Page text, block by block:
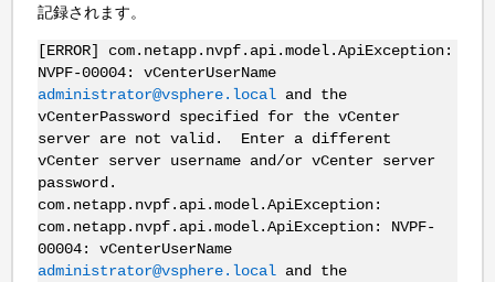
記録されます。
[ERROR] com.netapp.nvpf.api.model.ApiException:
NVPF-00004: vCenterUserName
administrator@vsphere.localand the
vCenterPassword specified for the vCenter
server are not valid. Enter a different
vCenter server username and/or vCenter server
password.
com.netapp.nvpf.api.model.ApiException:
com.netapp.nvpf.api.model.ApiException: NVPF-
00004: vCenterUserName
administrator@vsphere.localand the